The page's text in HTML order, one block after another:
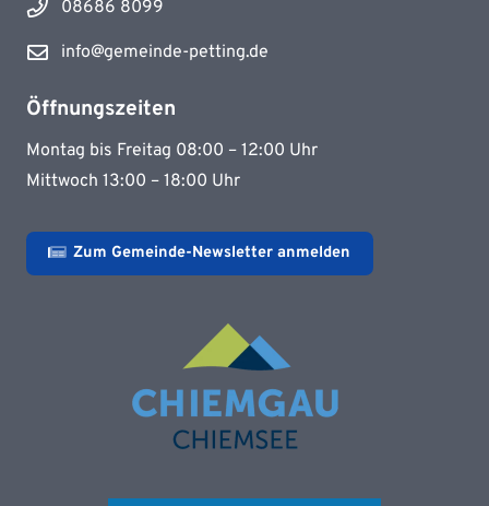
08686 8099
info@gemeinde-petting.de
Öffnungszeiten
Montag bis Freitag 08:00 – 12:00 Uhr
Mittwoch 13:00 – 18:00 Uhr
Zum Gemeinde-Newsletter anmelden